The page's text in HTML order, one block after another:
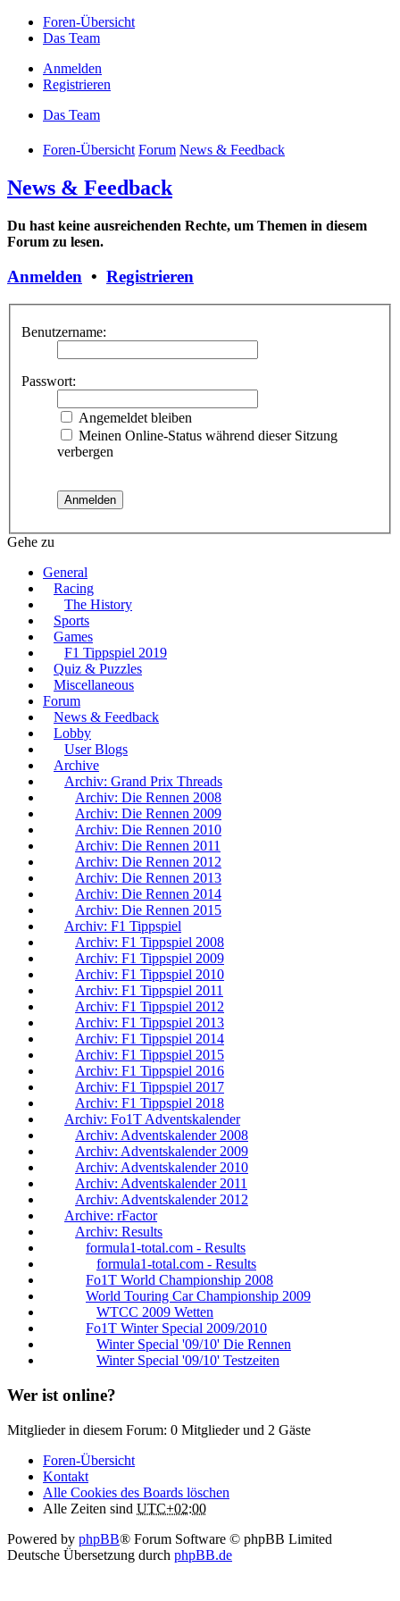
Foren-Übersicht
Das Team
Anmelden
Registrieren
Das Team
Foren-Übersicht Forum News & Feedback
News & Feedback
Du hast keine ausreichenden Rechte, um Themen in diesem
Forum zu lesen.
Anmelden • Registrieren
Benutzername:
Passwort:
Angemeldet bleiben
Meinen Online-Status während dieser Sitzung
verbergen
Gehe zu
General
Racing
The History
Sports
Games
F1 Tippspiel 2019
Quiz & Puzzles
Miscellaneous
Forum
News & Feedback
Lobby
User Blogs
Archive
Archiv: Grand Prix Threads
Archiv: Die Rennen 2008
Archiv: Die Rennen 2009
Archiv: Die Rennen 2010
Archiv: Die Rennen 2011
Archiv: Die Rennen 2012
Archiv: Die Rennen 2013
Archiv: Die Rennen 2014
Archiv: Die Rennen 2015
Archiv: F1 Tippspiel
Archiv: F1 Tippspiel 2008
Archiv: F1 Tippspiel 2009
Archiv: F1 Tippspiel 2010
Archiv: F1 Tippspiel 2011
Archiv: F1 Tippspiel 2012
Archiv: F1 Tippspiel 2013
Archiv: F1 Tippspiel 2014
Archiv: F1 Tippspiel 2015
Archiv: F1 Tippspiel 2016
Archiv: F1 Tippspiel 2017
Archiv: F1 Tippspiel 2018
Archiv: Fo1T Adventskalender
Archiv: Adventskalender 2008
Archiv: Adventskalender 2009
Archiv: Adventskalender 2010
Archiv: Adventskalender 2011
Archiv: Adventskalender 2012
Archive: rFactor
Archiv: Results
formula1-total.com - Results
formula1-total.com - Results
Fo1T World Championship 2008
World Touring Car Championship 2009
WTCC 2009 Wetten
Fo1T Winter Special 2009/2010
Winter Special '09/10' Die Rennen
Winter Special '09/10' Testzeiten
Wer ist online?
Mitglieder in diesem Forum: 0 Mitglieder und 2 Gäste
Foren-Übersicht
Kontakt
Alle Cookies des Boards löschen
Alle Zeiten sind UTC+02:00
Powered by phpBB® Forum Software © phpBB Limited
Deutsche Übersetzung durch phpBB.de